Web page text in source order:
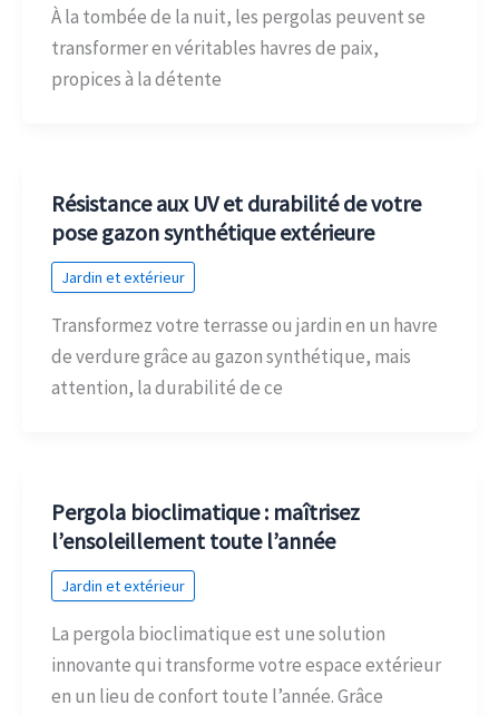
À la tombée de la nuit, les pergolas peuvent se
transformer en véritables havres de paix,
propices à la détente
Résistance aux UV et durabilité de votre
pose gazon synthétique extérieure
Jardin et extérieur
Transformez votre terrasse ou jardin en un havre
de verdure grâce au gazon synthétique, mais
attention, la durabilité de ce
Pergola bioclimatique : maîtrisez
l’ensoleillement toute l’année
Jardin et extérieur
La pergola bioclimatique est une solution
innovante qui transforme votre espace extérieur
en un lieu de confort toute l’année. Grâce